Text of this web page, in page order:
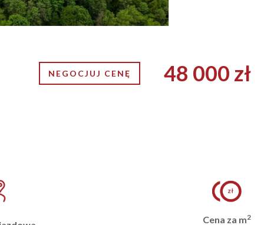
NEGOCJUJ CENĘ 48 000 zł
Cena za m2